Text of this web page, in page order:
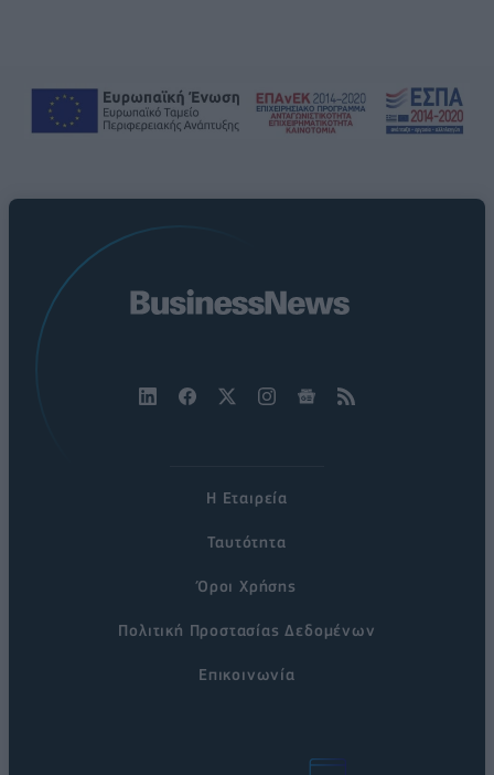
Η Εταιρεία
Ταυτότητα
Όροι Χρήσης
Πολιτική Προστασίας Δεδομένων
Επικοινωνία